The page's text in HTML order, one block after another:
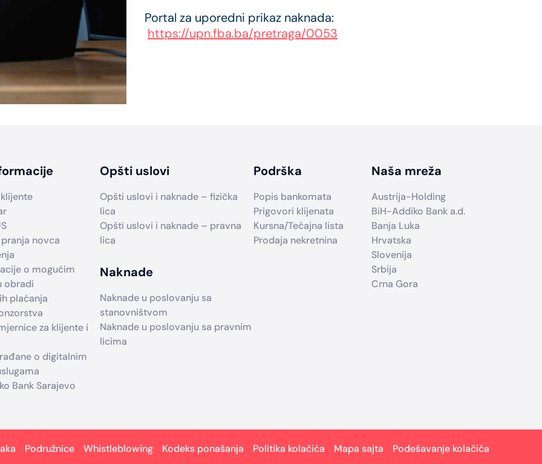
Portal za uporedni prikaz naknada:
https://upn.fba.ba/pretraga/0053
novca
o mogućim
obradi
plaćanja
za klijente i
o digitalnim
Bank Sarajevo
Opšti uslovi
Opšti uslovi i naknade – fizička
lica
Opšti uslovi i naknade – pravna
lica
Naknade
Naknade u poslovanju sa
stanovništvom
Naknade u poslovanju sa pravnim
licima
Podrška
Popis bankomata
Prigovori klijenata
Kursna/Tečajna lista
Prodaja nekretnina
Naša mreža
Austrija-Holding
BiH-Addiko Bank a.d.
Banja Luka
Hrvatska
Slovenija
Srbija
Crna Gora
Podružnice Whistleblowing Kodeks ponašanja Politika kolačića Mapa sajta Podešavanje kolačića